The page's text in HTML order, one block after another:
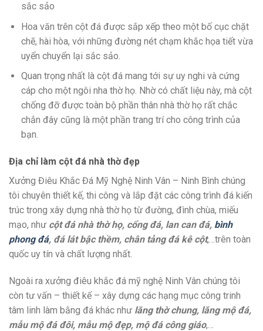
sắc sảo
Hoa văn trên cột đá được sắp xếp theo một bố cục chặt
chẽ, hài hòa, với những đường nét chạm khắc họa tiết vừa
uyển chuyển lại sắc sảo.
Quan trọng nhất là cột đá mang tới sự uy nghi và cứng
cáp cho một ngôi nha thờ họ. Nhờ có chất liệu này, mà cột
chống đỡ được toàn bộ phần thân nhà thờ họ rất chắc
chắn đây cũng là một phần trang trí cho công trình của
bạn.
Địa chỉ làm cột đá nhà thờ đẹp
Xưởng Điêu Khắc Đá Mỹ Nghệ Ninh Vân – Ninh Bình chúng
tôi chuyên thiết kế, thi công và lắp đặt các công trình đá kiến
trúc trong xây dựng nhà thờ họ từ đường, đình chùa, miếu
mạo, như cột đá nhà thờ họ, cổng đá, lan can đá, bình
phong đá, đá lát bậc thềm, chân tảng đá kê cột,…trên toàn
quốc uy tín và chất lượng nhất.
Ngoài ra xưởng điêu khắc đá mỹ nghệ Ninh Vân chúng tôi
còn tư vấn – thiết kế – xây dựng các hạng mục công trinh
tâm linh làm bằng đá khác như lăng thờ chung, lăng mộ đá,
mẫu mộ đá đôi, mẫu mộ đẹp, mộ đá công giáo,…